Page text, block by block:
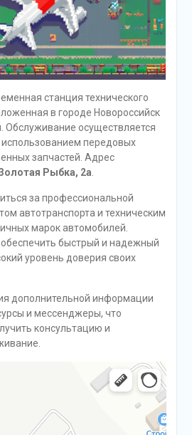
станция технического
в городе Новороссийск
Обслуживание осуществляется
передовых
запчастей. Адрес
Рыбка, 2а.
за профессиональной
автотранспорта и техническим
марок автомобилей.
быстрый и надежный
уровень доверия своих
дополнительной информации
и мессенджеры, что
консультацию и